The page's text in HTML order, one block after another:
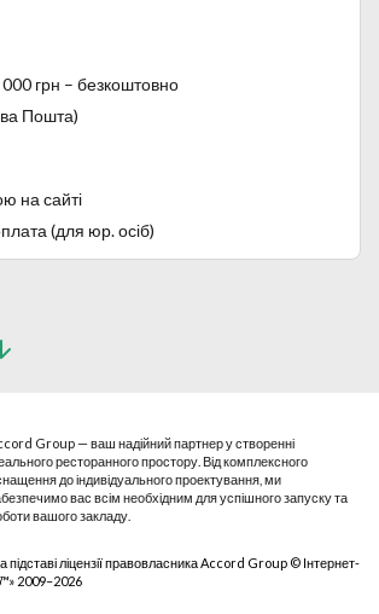
потужності характеризуються високою
твердий білий фарфор. Застосовуються
високотемпературні випали:
званий "бісквітний випал" - 1000 ℃;
процес забезпечує високу термічну
твердість глазурі.
бренд, який забезпечує дуже високу
000 грн – безкоштовно
Пошта)
на сайті
(для юр. осіб)
Group — ваш надійний партнер у створенні
ресторанного простору. Від комплексного
до індивідуального проектування, ми
вас всім необхідним для успішного запуску та
вашого закладу.
ліцензії правовласника Accord Group © Інтернет-
2009–2026